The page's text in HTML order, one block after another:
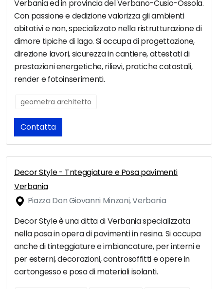
Verbania ed in provincia del Verbano-Cusio-Ossola.
Con passione e dedizione valorizza gli ambienti
abitativi e non, specializzato nella ristrutturazione di
dimore tipiche di lago. Si occupa di progettazione,
direzione lavori, sicurezza in cantiere, attestati di
prestazioni energetiche, rilievi, pratiche catastali,
render e fotoinserimenti.
geometra architetto
Contatta
Decor Style - Tnteggiature e Posa pavimenti
Verbania
Piazza Don Giovanni Minzoni, Verbania
Decor Style è una ditta di Verbania specializzata
nella posa in opera di pavimenti in resina. Si occupa
anche di tinteggiature e imbiancature, per interni e
per esterni, decorazioni, controsoffitti e opere in
cartongesso e posa di materiali isolanti.